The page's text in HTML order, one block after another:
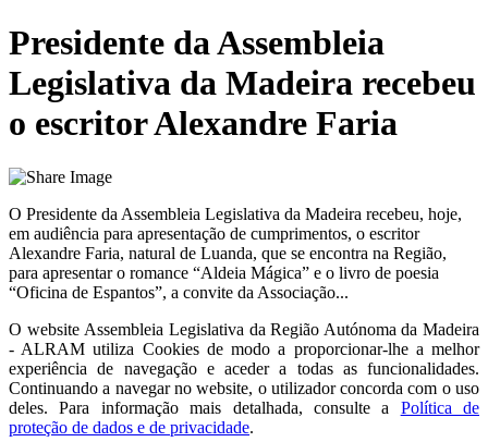
Presidente da Assembleia
Legislativa da Madeira recebeu
o escritor Alexandre Faria
O Presidente da Assembleia Legislativa da Madeira recebeu, hoje,
em audiência para apresentação de cumprimentos, o escritor
Alexandre Faria, natural de Luanda, que se encontra na Região,
para apresentar o romance “Aldeia Mágica” e o livro de poesia
“Oficina de Espantos”, a convite da Associação...
O website Assembleia Legislativa da Região Autónoma da Madeira
- ALRAM utiliza Cookies de modo a proporcionar-lhe a melhor
experiência de navegação e aceder a todas as funcionalidades.
Continuando a navegar no website, o utilizador concorda com o uso
deles. Para informação mais detalhada, consulte a
Política de
proteção de dados e de privacidade.